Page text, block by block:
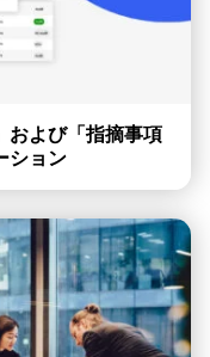
よび「指摘事項
ション